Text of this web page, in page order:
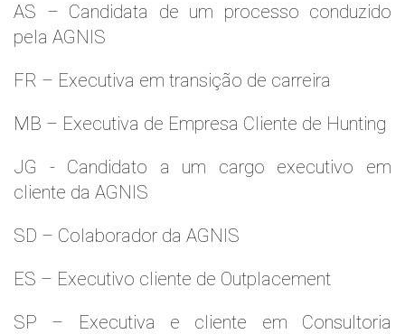
AS – Candidata de um processo conduzido
pela AGNIS
FR – Executiva em transição de carreira
MB – Executiva de Empresa Cliente de Hunting
JG - Candidato a um cargo executivo em
cliente da AGNIS
SD – Colaborador da AGNIS
ES – Executivo cliente de Outplacement
SP – Executiva e cliente em Consultoria